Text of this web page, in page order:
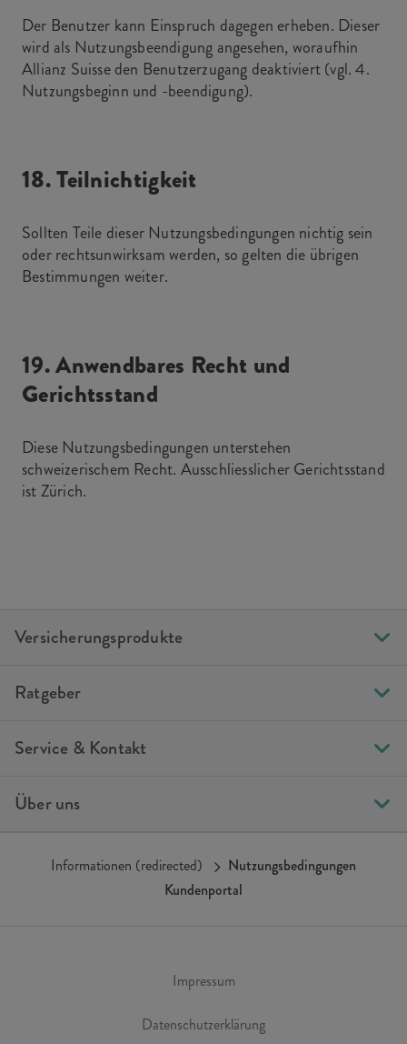
Der Benutzer kann Einspruch dagegen erheben. Dieser
wird als Nutzungsbeendigung angesehen, woraufhin
Allianz Suisse den Benutzerzugang deaktiviert (vgl. 4.
Nutzungsbeginn und -beendigung).
18. Teilnichtigkeit
Sollten Teile dieser Nutzungsbedingungen nichtig sein
oder rechtsunwirksam werden, so gelten die übrigen
Bestimmungen weiter.
19. Anwendbares Recht und
Gerichtsstand
Diese Nutzungsbedingungen unterstehen
schweizerischem Recht. Ausschliesslicher Gerichtsstand
ist Zürich.
Versicherungsprodukte
Ratgeber
Service & Kontakt
Über uns
Impressum
Datenschutzerklärung
Informationen (redirected)
Nutzungsbedingungen
Kundenportal